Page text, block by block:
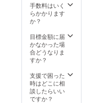
手数料はいく
らかかります
か？
目標金額に届
かなかった場
合どうなりま
すか？
支援で困った
時はどこに相
談したらいい
ですか？